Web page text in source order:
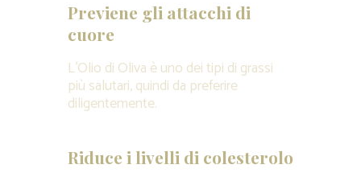
Previene gli attacchi di
cuore
L’Olio di Oliva è uno dei tipi di grassi
più salutari, quindi da preferire
diligentemente.
Riduce i livelli di colesterolo